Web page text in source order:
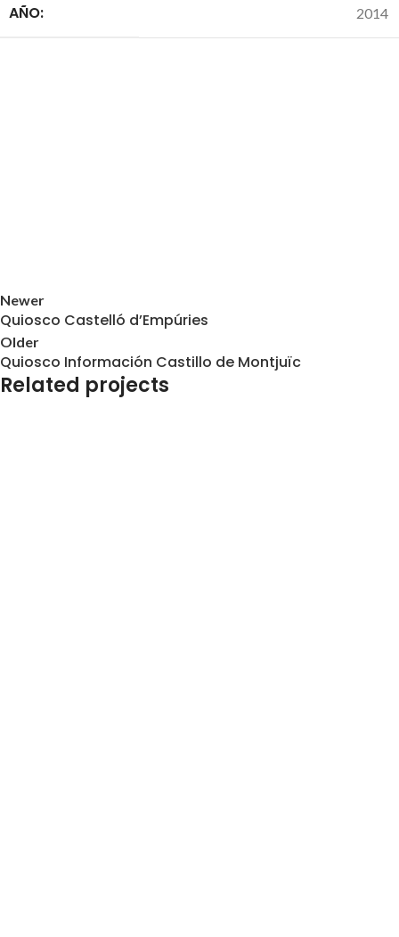
AÑO: 2014
Newer
Quiosco Castelló d’Empúries
Older
Quiosco Información Castillo de Montjuïc
Related projects